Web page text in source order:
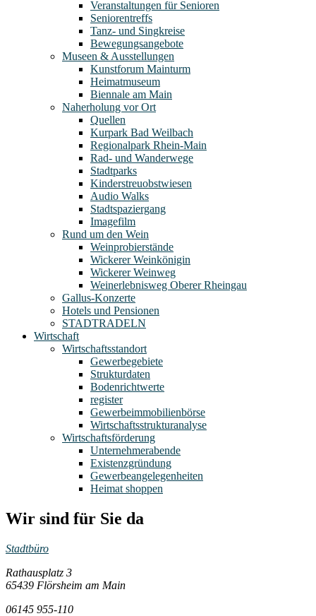
Veranstaltungen für Senioren
Seniorentreffs
Tanz- und Singkreise
Bewegungsangebote
Museen & Ausstellungen
Kunstforum Mainturm
Heimatmuseum
Biennale am Main
Naherholung vor Ort
Quellen
Kurpark Bad Weilbach
Regionalpark Rhein-Main
Rad- und Wanderwege
Stadtparks
Kinderstreuobstwiesen
Audio Walks
Stadtspaziergang
Imagefilm
Rund um den Wein
Weinprobierstände
Wickerer Weinkönigin
Wickerer Weinweg
Weinerlebnisweg Oberer Rheingau
Gallus-Konzerte
Hotels und Pensionen
STADTRADELN
Wirtschaft
Wirtschaftsstandort
Gewerbegebiete
Strukturdaten
Bodenrichtwerte
register
Gewerbeimmobilienbörse
Wirtschaftsstrukturanalyse
Wirtschaftsförderung
Unternehmerabende
Existenzgründung
Gewerbeangelegenheiten
Heimat shoppen
Wir sind für Sie da
Stadtbüro
Rathausplatz 3
65439 Flörsheim am Main
06145 955-110